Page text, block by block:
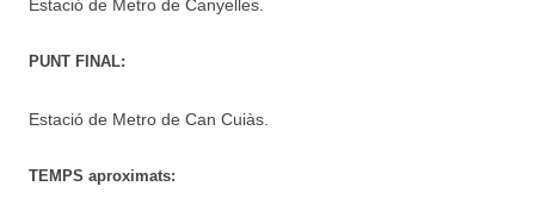
Estació de Metro de Canyelles.
PUNT FINAL:
Estació de Metro de Can Cuiàs.
TEMPS aproximats: